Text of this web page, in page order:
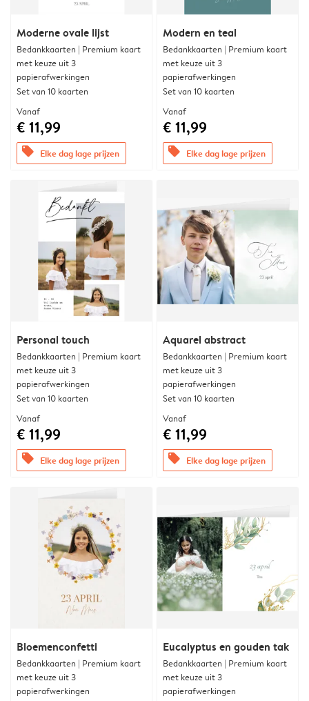
Moderne ovale lijst
Bedankkaarten | Premium kaart
met keuze uit 3
papierafwerkingen
Set van 10 kaarten
Vanaf
€ 11,99
offers Elke dag lage prijzen
Modern en teal
Bedankkaarten | Premium kaart
met keuze uit 3
papierafwerkingen
Set van 10 kaarten
Vanaf
€ 11,99
offers Elke dag lage prijzen
Personal touch
Bedankkaarten | Premium kaart
met keuze uit 3
papierafwerkingen
Set van 10 kaarten
Vanaf
€ 11,99
offers Elke dag lage prijzen
Aquarel abstract
Bedankkaarten | Premium kaart
met keuze uit 3
papierafwerkingen
Set van 10 kaarten
Vanaf
€ 11,99
offers Elke dag lage prijzen
Bloemenconfetti
Bedankkaarten | Premium kaart
met keuze uit 3
papierafwerkingen
Eucalyptus en gouden tak
Bedankkaarten | Premium kaart
met keuze uit 3
papierafwerkingen